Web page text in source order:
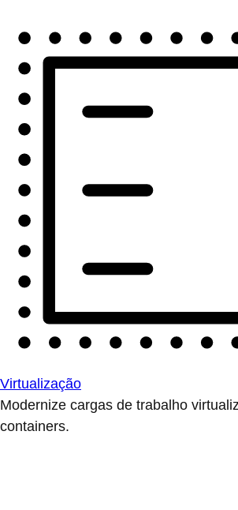
Virtualização
Modernize cargas de trabalho
containers.